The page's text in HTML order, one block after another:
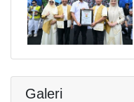
Galeri